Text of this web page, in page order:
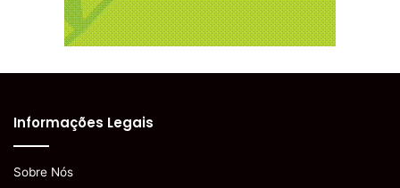
Informações Legais
Sobre Nós